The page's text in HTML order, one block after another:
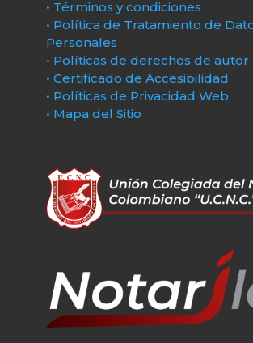
• Términos y condiciones
• Política de Tratamiento de
Personales
• Políticas de derechos de autor
• Certificado de Accesibilidad
• Políticas de Privacidad Web
• Mapa del Sitio